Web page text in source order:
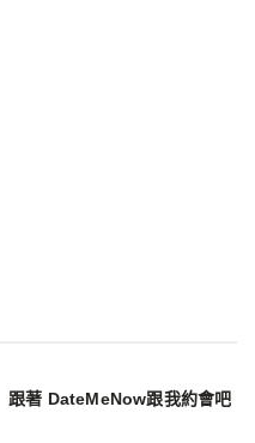
跟著 DateMeNow跟我約會吧